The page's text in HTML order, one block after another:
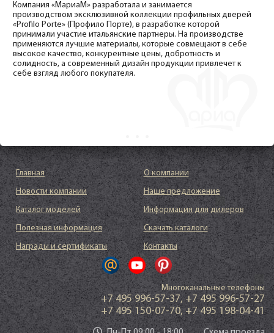
Компания «МариаМ» разработала и занимается
производством эксклюзивной коллекции профильных дверей
«Profilo Porte» (Профило Порте), в разработке которой
принимали участие итальянские партнеры. На производстве
применяются лучшие материалы, которые совмещают в себе
высокое качество, конкурентные цены, добротность и
солидность, а современный дизайн продукции привлечет к
себе взгляд любого покупателя.
Главная
О компании
Новости компании
Наше предложение
Каталог моделей
Информация для дилеров
Полезная информация
Скачать каталоги
Награды и сертификаты
Контакты
Многоканальные телефоны
+7 495 996-57-37, +7 495 996-57-27
+7 495 150-07-70, +7 495 198-04-41